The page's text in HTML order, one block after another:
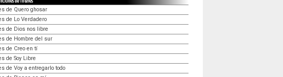
de Quero ghosar
de Lo Verdadero
de Dios nos libre
de Hombre del sur
de Creo en tí
de Soy Libre
de Voy a entregarlo todo